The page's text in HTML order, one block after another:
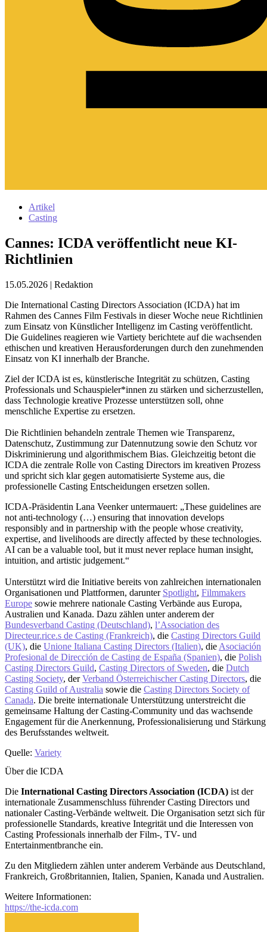
Artikel
Casting
Cannes: ICDA veröffentlicht neue KI-
Richtlinien
15.05.2026 | Redaktion
Die International Casting Directors Association (ICDA) hat im
Rahmen des Cannes Film Festivals in dieser Woche neue Richtlinien
zum Einsatz von Künstlicher Intelligenz im Casting veröffentlicht.
Die Guidelines reagieren wie Vartiety berichtete auf die wachsenden
ethischen und kreativen Herausforderungen durch den zunehmenden
Einsatz von KI innerhalb der Branche.
Ziel der ICDA ist es, künstlerische Integrität zu schützen, Casting
Professionals und Schauspieler*innen zu stärken und sicherzustellen,
dass Technologie kreative Prozesse unterstützen soll, ohne
menschliche Expertise zu ersetzen.
Die Richtlinien behandeln zentrale Themen wie Transparenz,
Datenschutz, Zustimmung zur Datennutzung sowie den Schutz vor
Diskriminierung und algorithmischem Bias. Gleichzeitig betont die
ICDA die zentrale Rolle von Casting Directors im kreativen Prozess
und spricht sich klar gegen automatisierte Systeme aus, die
professionelle Casting Entscheidungen ersetzen sollen.
ICDA-Präsidentin Lana Veenker untermauert: „These guidelines are
not anti-technology (…) ensuring that innovation develops
responsibly and in partnership with the people whose creativity,
expertise, and livelihoods are directly affected by these technologies.
AI can be a valuable tool, but it must never replace human insight,
intuition, and artistic judgement.“
Unterstützt wird die Initiative bereits von zahlreichen internationalen
Organisationen und Plattformen, darunter Spotlight, Filmmakers
Europe sowie mehrere nationale Casting Verbände aus Europa,
Australien und Kanada. Dazu zählen unter anderem der
Bundesverband Casting (Deutschland), l’Association des
Directeur.rice.s de Casting (Frankreich), die Casting Directors Guild
(UK), die Unione Italiana Casting Directors (Italien), die Asociación
Profesional de Dirección de Casting de España (Spanien), die Polish
Casting Directors Guild, Casting Directors of Sweden, die Dutch
Casting Society, derVerband Österreichischer Casting Directors, die
Casting Guild of Australia sowie die Casting Directors Society of
Canada. Die breite internationale Unterstützung unterstreicht die
gemeinsame Haltung der Casting-Community und das wachsende
Engagement für die Anerkennung, Professionalisierung und Stärkung
des Berufsstandes weltweit.
Quelle: Variety
Über die ICDA
Die International Casting Directors Association (ICDA) ist der
internationale Zusammenschluss führender Casting Directors und
nationaler Casting-Verbände weltweit. Die Organisation setzt sich für
professionelle Standards, kreative Integrität und die Interessen von
Casting Professionals innerhalb der Film-, TV- und
Entertainmentbranche ein.
Zu den Mitgliedern zählen unter anderem Verbände aus Deutschland,
Frankreich, Großbritannien, Italien, Spanien, Kanada und Australien.
Weitere Informationen:
https://the-icda.com